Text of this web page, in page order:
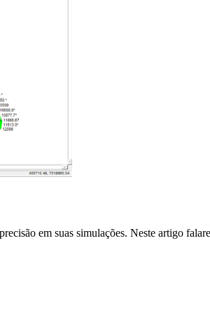
em suas simulações. Neste artigo